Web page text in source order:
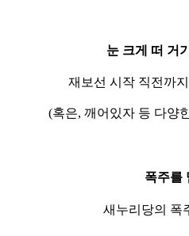
눈 크게 떠 거
재보선 시작 직전까
(혹은, 깨어있자 등 다양
폭주를
새누리당의 폭